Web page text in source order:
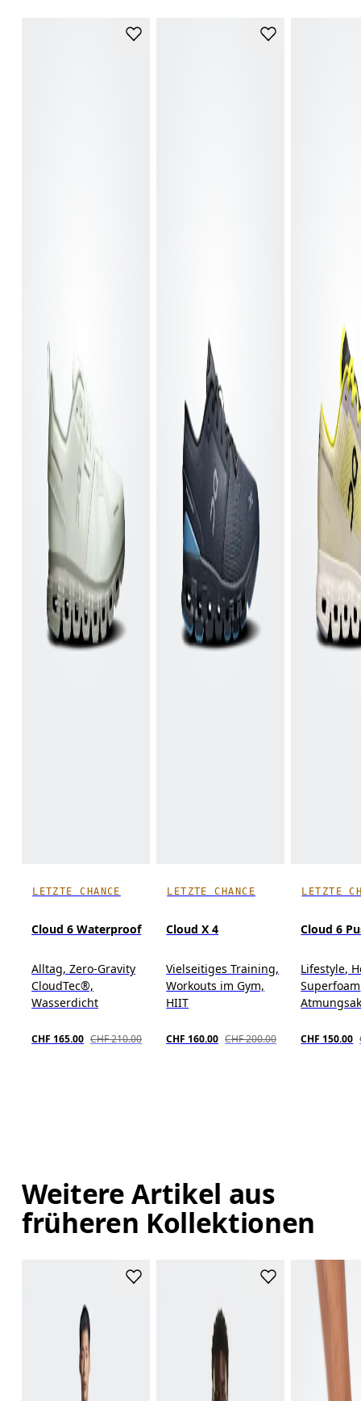
LETZTE CHANCE
Cloud 6 Waterproof
Alltag, Zero-Gravity
CloudTec®,
Wasserdicht
CHF 165.00 CHF 210.00
LETZTE CHANCE
Cloud X 4
Vielseitiges Training,
Workouts im Gym,
HIIT
CHF 160.00 CHF 200.00
LETZTE
Cloud 6
Lifestyle,
CHF 150.00
Weitere Artikel aus
früheren Kollektionen